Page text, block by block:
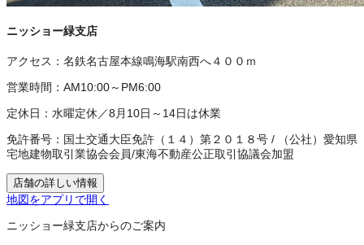
ニッショー緑支店
アクセス： 名鉄名古屋本線鳴海駅南西へ４００ｍ
営業時間： AM10:00～PM6:00
定休日： 水曜定休／8月10日～14日は休業
免許番号： 国土交通大臣免許（１４）第２０１８号 /
（公社）愛知県
宅地建物取引業協会会員/東海不動産公正取引協議会加盟
店舗の詳しい情報
地図をアプリで開く
ニッショー緑支店からのご案内